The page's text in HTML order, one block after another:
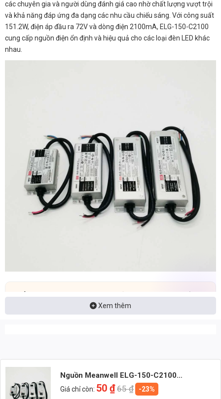
các chuyên gia và người dùng đánh giá cao nhờ chất lượng vượt trội
và khả năng đáp ứng đa dạng các nhu cầu chiếu sáng. Với công suất
151.2W, điện áp đầu ra 72V và dòng điện 2100mA, ELG-150-C2100
cung cấp nguồn điện ổn định và hiệu quả cho các loại đèn LED khác
nhau.
👉 Nhắn: Loại đèn + Công suất + Số lượng để nhận báo giá
💬 Zalo 2 (Hỗ trợ nhanh)
Xem thêm
Nguồn Meanwell ELG-150-C2100
(151.2W/72V/2100mA)
Giá chỉ còn: 50₫65₫
-23%